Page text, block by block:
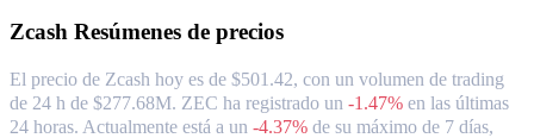
Zcash Resúmenes de precios
El precio de Zcash hoy es de $501.42, con un volumen de trading
de 24 h de $277.68M. ZEC ha registrado un -1.47% en las últimas
24 horas. Actualmente está a un -4.37% de su máximo de 7 días,